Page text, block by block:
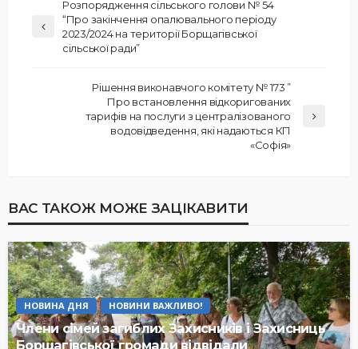
Розпорядження сільського голови № 54
“Про закінчення опалювального періоду
2023/2024 на території Борщагівської
сільської ради”
Рішення виконавчого комітету № 173 ”
Про встановлення відкоригованих
тарифів на послуги з централізованого
водовідведення, які надаються КП
«Софія»
ВАС ТАКОЖ МОЖЕ ЗАЦІКАВИТИ
НОВИНА ДНЯ НОВИНИ ВАЖЛИВО!
Члени сімей загиблих Захисників і Захисниць
Борщагівської громади відвідали